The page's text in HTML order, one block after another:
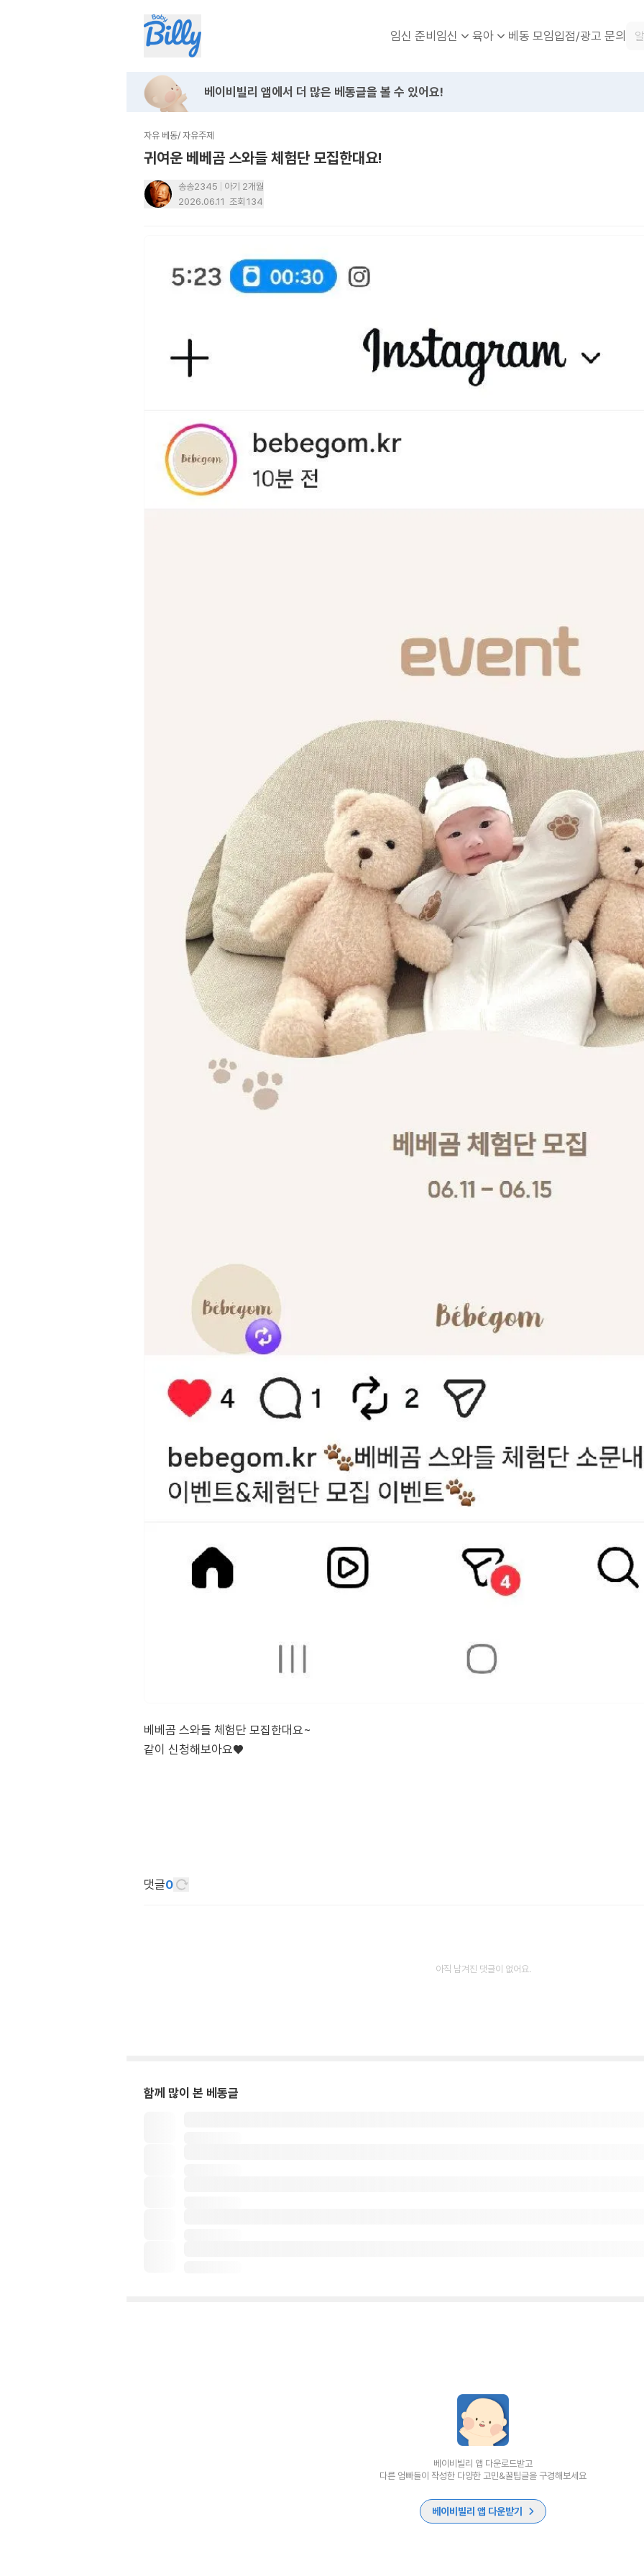
임신 준비임신 육아 베동 모임입점/광고 문의
베이비빌리 앱에서 더 많은 베동글을 볼 수 있어요!
자유 베동/ 자유주제
귀여운 베베곰 스와들 체험단 모집한대요!
송송2345
아기 2개월
2026.06.11 조회 134
베베곰 스와들 체험단 모집한대요~
같이 신청해보아요♥️
댓글0
아직 남겨진 댓글이 없어요.
함께 많이 본 베동글
베이비빌리 앱 다운로드받고
다른 엄빠들이 작성한 다양한 고민&꿀팁글을 구경해보세요
베이비빌리 앱 다운받기